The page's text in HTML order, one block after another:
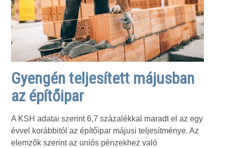
Gyengén teljesített májusban
az építőipar
A KSH adatai szerint 6,7 százalékkal maradt el az egy
évvel korábbitól az építőipar májusi teljesítménye. Az
elemzők szerint az uniós pénzekhez való